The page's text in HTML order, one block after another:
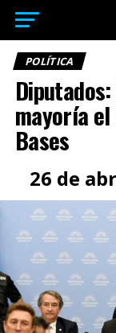
POLÍTICA
mayoría
Bases
26 de